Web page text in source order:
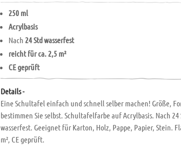
250 ml
Acrylbasis
Nach24 Std wasserfest
reicht für ca. 2,5 m²
CE geprüft
Details -
Eine Schultafel einfach und schnell selber machen! Größe,
bestimmen Sie selbst. Schultafelfarbe auf Acrylbasis. Nach
wasserfest. Geeignet für Karton, Holz, Pappe, Papier, Stein.
m², CE geprüft.